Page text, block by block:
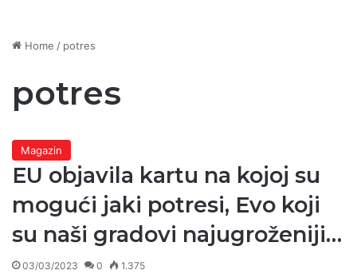
Home / potres
potres
Magazin
EU objavila kartu na kojoj su
mogući jaki potresi, Evo koji
su naši gradovi najugroženiji…
03/03/2023 0 1.375